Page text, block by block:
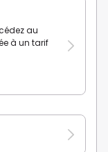
au
à un tarif